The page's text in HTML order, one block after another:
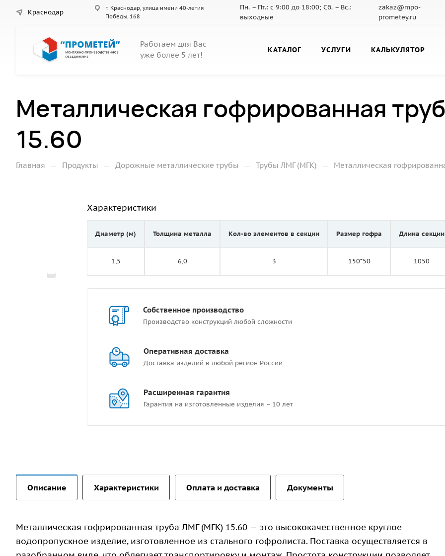
Краснодар
г. Краснодар, улица имени 40-летия
Победы, 168
Пн. – Пт.: с 9:00 до 18:00; Сб. – Вс.:
выходные
zakaz@mpo-
prometey.ru
Работаем для Вас
уже более 5 лет!
КАТАЛОГ УСЛУГИ КАЛЬКУЛЯТОР
Металлическая гофрированная
15.60
Главная — Продукты — Дорожные металлические трубы — Трубы ЛМГ (МГК) — Металлическая
Характеристики
Диаметр (м)
1,5
Толщина металла
6,0
Кол-во элементов в секции
3
Размер гофра
150*50
Длина секции
1050
Собственное производство
Производство конструкций любой сложности
Оперативная доставка
Доставка изделий в любой регион России
Расширенная гарантия
Гарантия на изготовленные изделия – 10 лет
Описание Характеристики Оплата и доставка Документы
Металлическая гофрированная труба ЛМГ (МГК) 15.60 — это высококачественное круглое
водопропускное изделие, изготовленное из стального гофролиста. Поставка осуществляется в